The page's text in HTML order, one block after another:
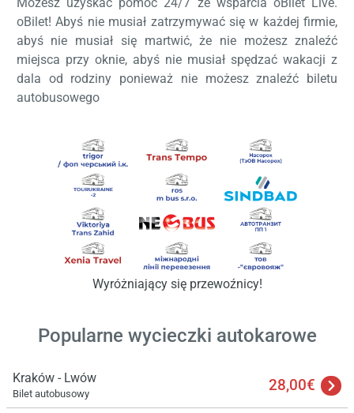
Możesz uzyskać pomoc 24/7 ze wsparcia oBilet Live.
oBilet! Abyś nie musiał zatrzymywać się w każdej firmie,
abyś nie musiał się martwić, że nie możesz znaleźć
miejsca przy oknie, abyś nie musiał spędzać wakacji z
dala od rodziny ponieważ nie możesz znaleźć biletu
autobusowego
Wyróżniający się przewoźnicy!
Popularne wycieczki autokarowe
Kraków - Lwów
Bilet autobusowy 28,00€